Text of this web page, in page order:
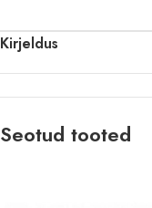
Kirjeldus
Seotud tooted